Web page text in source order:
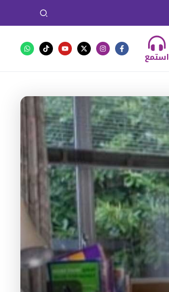
استمع